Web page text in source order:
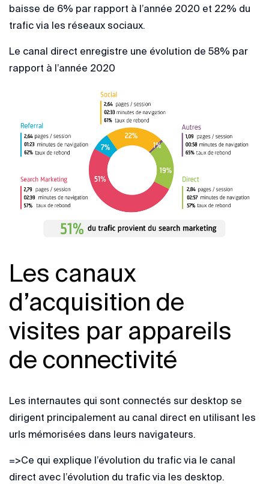
baisse de 6% par rapport à l’année 2020 et 22% du
trafic via les réseaux sociaux.
Le canal direct enregistre une évolution de 58% par
rapport à l’année 2020
Les canaux
d’acquisition de
visites par appareils
de connectivité
Les internautes qui sont connectés sur desktop se
dirigent principalement au canal direct en utilisant les
urls mémorisées dans leurs navigateurs.
=>Ce qui explique l’évolution du trafic via le canal
direct avec l’évolution du trafic via les desktop.